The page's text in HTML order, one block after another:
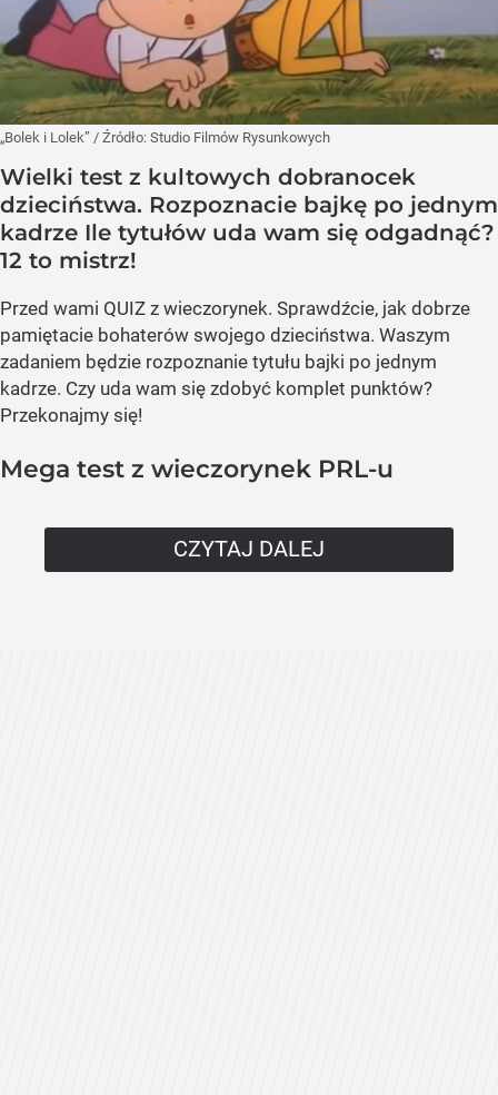
„Bolek i Lolek” / Źródło: Studio Filmów Rysunkowych
Wielki test z kultowych dobranocek
dzieciństwa. Rozpoznacie bajkę po jednym
kadrze Ile tytułów uda wam się odgadnąć?
12 to mistrz!
Przed wami QUIZ z wieczorynek. Sprawdźcie, jak dobrze
pamiętacie bohaterów swojego dzieciństwa. Waszym
zadaniem będzie rozpoznanie tytułu bajki po jednym
kadrze. Czy uda wam się zdobyć komplet punktów?
Przekonajmy się!
Mega test z wieczorynek PRL-u
CZYTAJ DALEJ